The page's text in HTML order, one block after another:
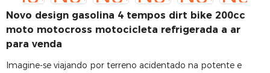
Novo design gasolina 4 tempos dirt bike 200cc
moto motocross motocicleta refrigerada a ar
para venda
Imagine-se viajando por terreno acidentado na potente e